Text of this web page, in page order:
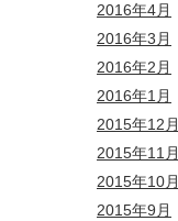
2016年4月
2016年3月
2016年2月
2016年1月
2015年12月
2015年11月
2015年10月
2015年9月